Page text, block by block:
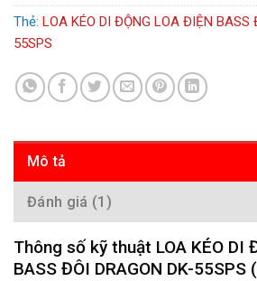
Thẻ: LOA KÉO DI ĐỘNG LOA ĐIỆN BASS
55SPS
Mô tả
Đánh giá (1)
Thông số kỹ thuật LOA KÉO DI
BASS ĐÔI DRAGON DK-55SPS